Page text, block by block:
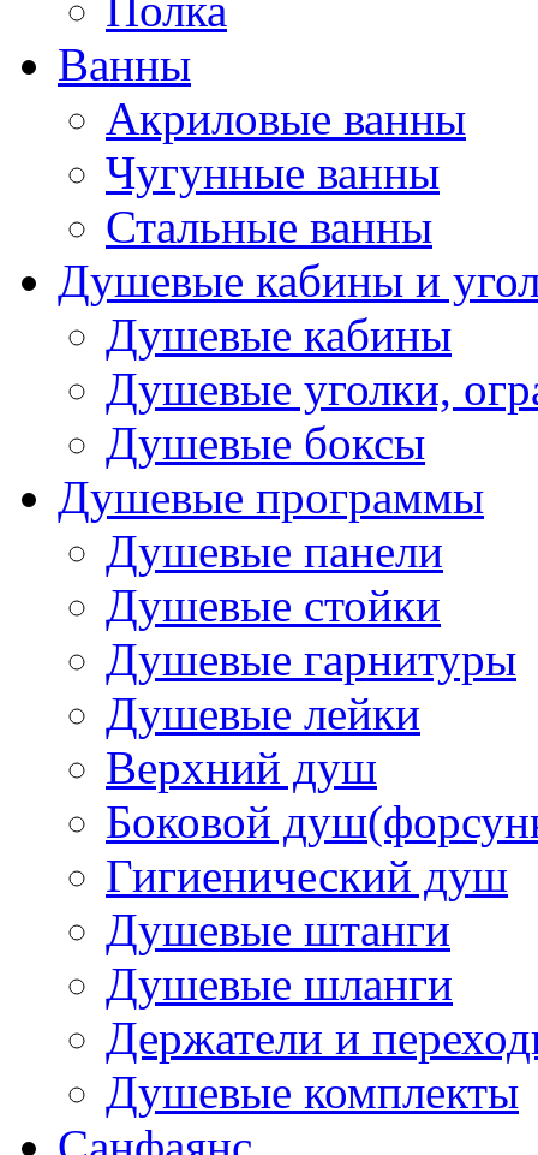
Ванны
Акриловые ванны
Чугунные ванны
Стальные ванны
Душевые кабины и
Душевые кабины
Душевые уголки,
Душевые боксы
Душевые программы
Душевые панели
Душевые стойки
Душевые гарнитуры
Душевые лейки
Верхний душ
Боковой
Гигиенический душ
Душевые штанги
Душевые шланги
Держатели и
Душевые комплекты